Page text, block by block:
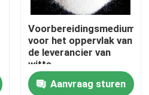
Voorbereidingsmedium
voor het oppervlak van
de leverancier van
witte
aluminiumoxidegrit
Aanvraag sturen